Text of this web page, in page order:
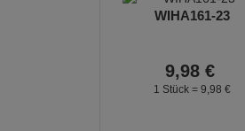
WIHA161-23
9,98 €
1 Stück = 9, 98 €